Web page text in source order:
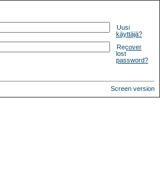
Uusi
käyttäjä?
Recover
lost
password?
Screen version